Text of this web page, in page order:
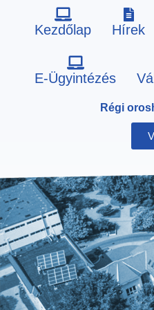
Kezdőlap Hírek
E-Ügyintézés
Régi